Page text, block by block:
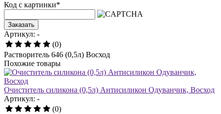
Код с картинки*
Заказать
Артикул: -
(0)
Растворитель 646 (0,5л) Восход
Похожие товары
Очиститель силикона (0,5л) Антисиликон Одуванчик, Восход
Артикул: -
(0)